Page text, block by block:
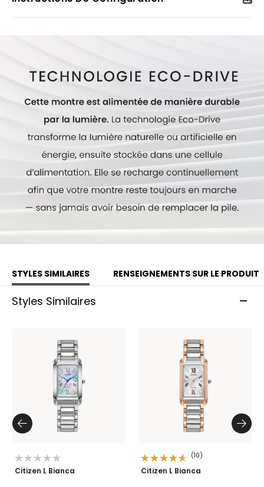
cette élégante montre pour femmes est l’accessoire
parfait pour toute tenue. Hydrorésistante jusqu’à
STYLES SIMILAIRES RENSEIGNEMENTS SUR LE PRODUIT
Styles Similaires
Citizen L Bianca
(10)
Citizen L Bianca